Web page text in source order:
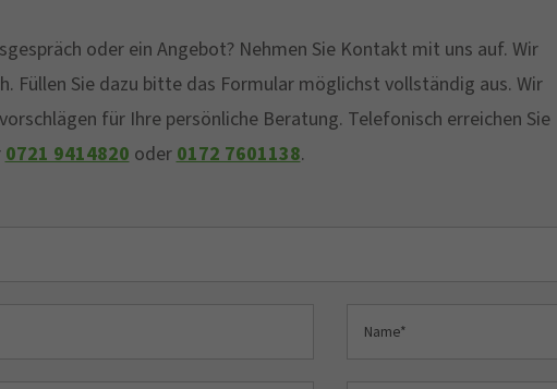
oder ein Angebot? Nehmen Sie Kontakt mit uns auf. Wir
Füllen Sie dazu bitte das Formular möglichst vollständig aus. Wir
für Ihre persönliche Beratung. Telefonisch erreichen Sie
0721 9414820oder0172 7601138.